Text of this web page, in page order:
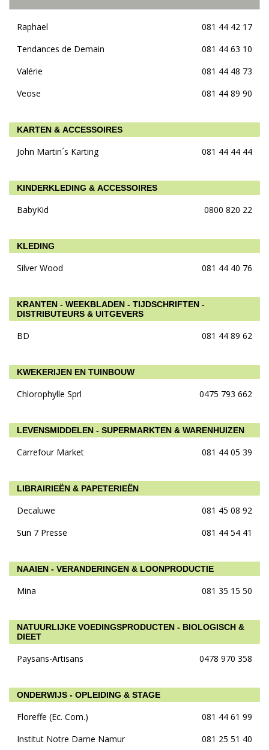
Raphael
081 44 42 17
Tendances de Demain
081 44 63 10
Valérie
081 44 48 73
Veose
081 44 89 90
KARTEN & ACCESSOIRES
John Martin´s Karting 081 44 44 44
KINDERKLEDING & ACCESSOIRES
BabyKid 0800 820 22
KLEDING
Silver Wood 081 44 40 76
KRANTEN - WEEKBLADEN - TIJDSCHRIFTEN -
DISTRIBUTEURS & UITGEVERS
BD 081 44 89 62
KWEKERIJEN EN TUINBOUW
Chlorophylle Sprl 0475 793 662
LEVENSMIDDELEN - SUPERMARKTEN & WARENHUIZEN
Carrefour Market 081 44 05 39
LIBRAIRIEËN & PAPETERIEËN
Decaluwe
081 45 08 92
Sun 7 Presse
081 44 54 41
NAAIEN - VERANDERINGEN & LOONPRODUCTIE
Mina 081 35 15 50
NATUURLIJKE VOEDINGSPRODUCTEN - BIOLOGISCH &
DIEET
Paysans-Artisans 0478 970 358
ONDERWIJS - OPLEIDING & STAGE
Floreffe (Ec. Com.)
081 44 61 99
Institut Notre Dame Namur
081 25 51 40